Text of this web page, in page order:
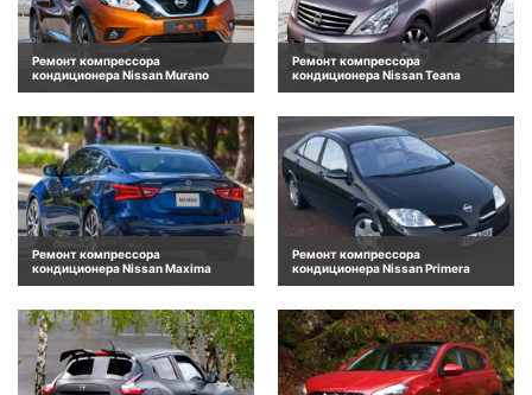
Ремонт компрессора
кондиционера Nissan Murano
Ремонт компрессора
кондиционера Nissan Teana
Ремонт компрессора
кондиционера Nissan Maxima
Ремонт компрессора
кондиционера Nissan Primera